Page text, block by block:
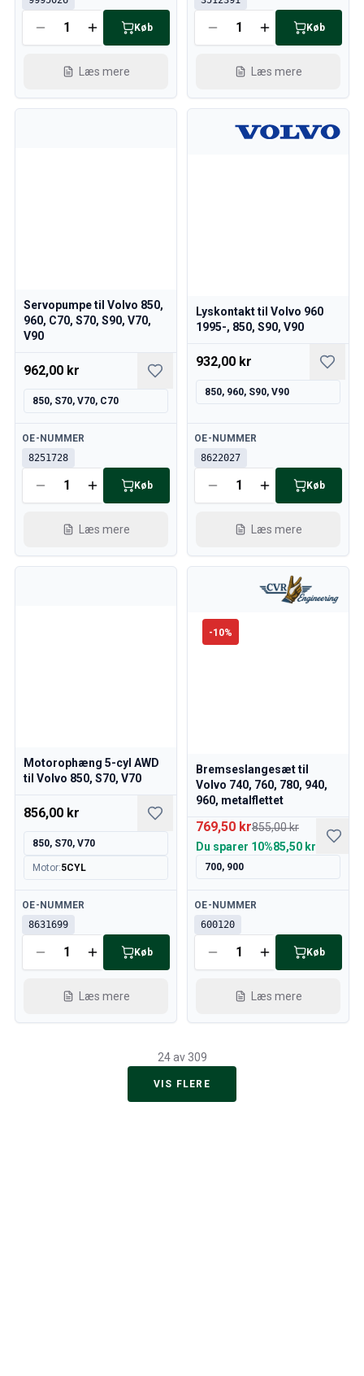
Køb
Læs mere
Køb
Læs mere
Servopumpe til Volvo 850,
960, C70, S70, S90, V70,
V90
962,00 kr
850, S70, V70, C70
Tilgængelig
OE-NUMMER
8251728
Køb
Læs mere
Lyskontakt til Volvo 960
1995-, 850, S90, V90
932,00 kr
850, 960, S90, V90
Tilgængelig
OE-NUMMER
8622027
Køb
Læs mere
Motorophæng 5-cyl AWD
til Volvo 850, S70, V70
856,00 kr
850, S70, V70
Motor:5CYL
Tilgængelig
OE-NUMMER
8631699
Køb
Læs mere
-10%
Bremseslangesæt til
Volvo 740, 760, 780, 940,
960, metalflettet
769,50 kr855,00 kr
Du sparer 10%85,50 kr
700, 900
Tilgængelig
OE-NUMMER
600120
Køb
Læs mere
24 av 309
VIS FLERE